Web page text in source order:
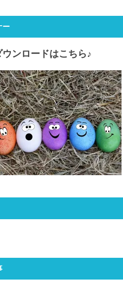
ー
ウンロードはこちら♪